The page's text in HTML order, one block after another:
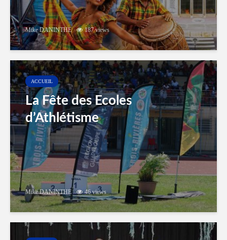
Mike DANINTHE 187 views
ACCUEIL
La Fête des Ecoles
d’Athlétisme
Mike DANINTHE 46 views